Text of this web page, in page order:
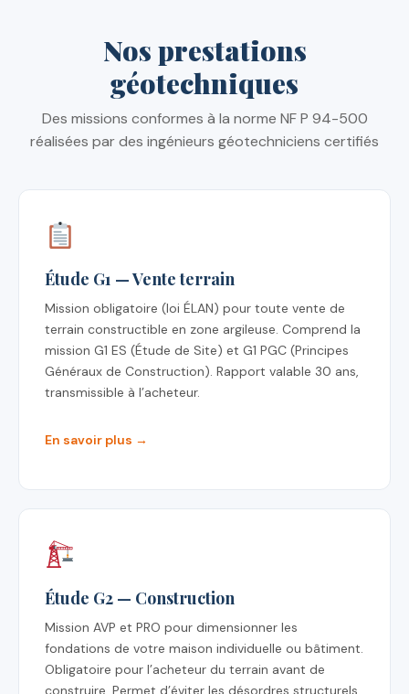
Nos prestations
géotechniques
Des missions conformes à la norme NF P 94-500
réalisées par des ingénieurs géotechniciens certifiés
Étude G1 — Vente terrain
Mission obligatoire (loi ÉLAN) pour toute vente de
terrain constructible en zone argileuse. Comprend la
mission G1 ES (Étude de Site) et G1 PGC (Principes
Généraux de Construction). Rapport valable 30 ans,
transmissible à l’acheteur.
En savoir plus →
Étude G2 — Construction
Mission AVP et PRO pour dimensionner les
fondations de votre maison individuelle ou bâtiment.
Obligatoire pour l’acheteur du terrain avant de
construire. Permet d’éviter les désordres structurels